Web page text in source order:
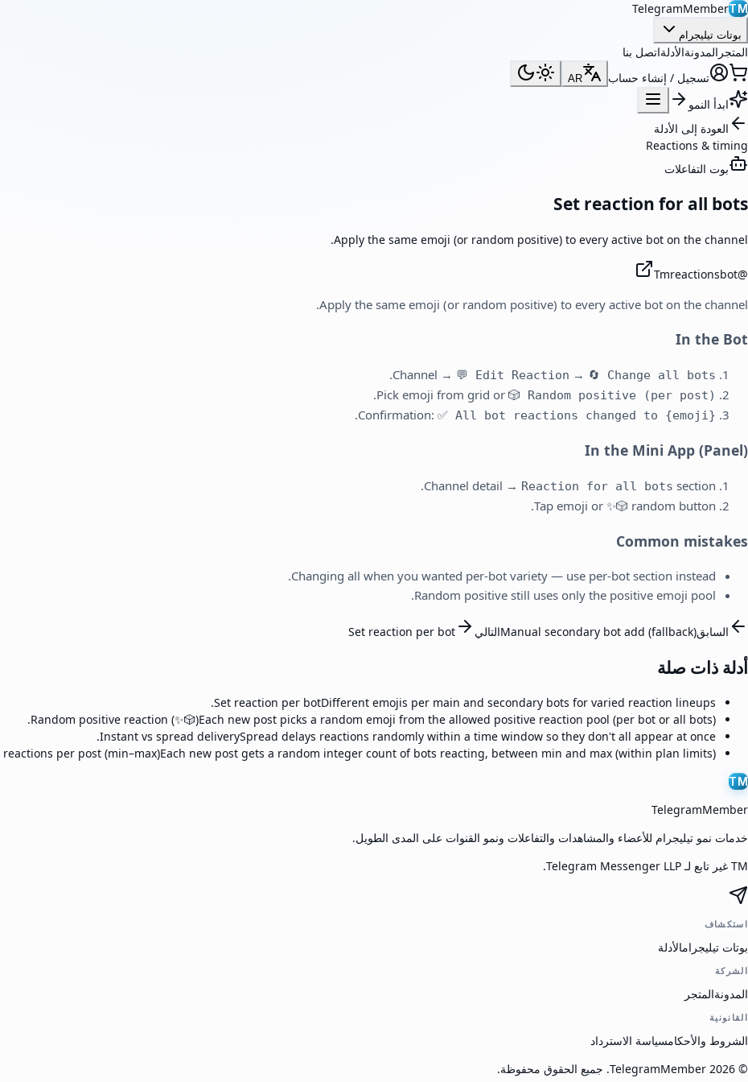
TM
TelegramMember
بوتات تيليجرام
المتجر المدونةالأدلةاتصل بنا
تسجيل / إنشاء حساب
AR
ابدأ النمو
العودة إلى الأدلة
Reactions & timing
بوت التفاعلات
Set reaction for all bots
Apply the same emoji (or random positive) to every active bot on the channel.
@
Tmreactionsbot
Apply the same emoji (or random positive) to every active bot on the channel.
In the Bot
Channel → 💬 Edit Reaction → 🔄 Change all bots
.
Pick emoji from grid or 🎲 Random positive (per post)
.
Confirmation: ✅ All bot reactions changed to {emoji}
.
In the Mini App (Panel)
Channel detail → Reaction for all bots section.
Tap emoji or ✨🎲 random button.
Common mistakes
Changing all when you wanted per-bot variety — use per-bot section instead.
Random positive still uses only the positive emoji pool.
السابقManual secondary bot add (fallback)التالي Set reaction per bot
أدلة ذات صلة
Set reaction per botDifferent emojis per main and secondary bots for varied reaction lineups.
Random positive reaction (✨🎲)Each new post picks a random emoji from the allowed positive reaction pool (per bot or all bots).
Instant vs spread deliverySpread delays reactions randomly within a time window so they don't all appear at once.
reactions per post (min–max)Each new post gets a random integer count of bots reacting, between min and max (within plan limits).
TM
TelegramMember
خدمات نمو تيليجرام للأعضاء والمشاهدات والتفاعلات ونمو القنوات على المدى الطويل.
TM غير تابع لـ Telegram Messenger LLP.
استكشاف
بوتات تيليجرامالأدلة
الشركة
المدونةالمتجر
القانونية
الشروط والأحكامسياسة الاسترداد
©
2026
TelegramMember
. جميع الحقوق محفوظة.